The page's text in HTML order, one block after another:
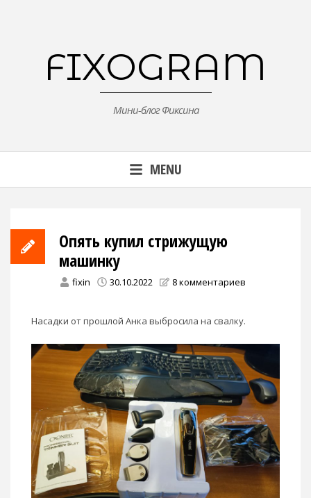
FIXOGRAM
Мини-блог Фиксина
MENU
Опять купил стрижущую
машинку
fixin 30.10.2022 8 комментариев
Насадки от прошлой Анка выбросила на свалку.